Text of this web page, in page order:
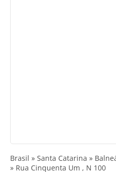
Brasil » Santa Catarina »
» Rua Cinquenta Um , N 100